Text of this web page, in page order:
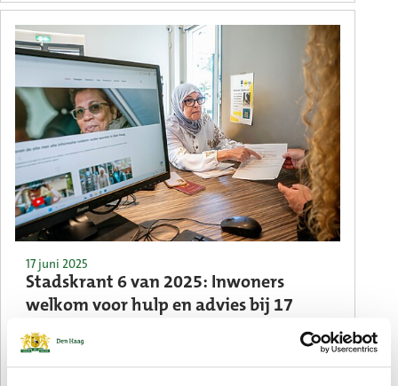
Stadskrant 6 van 2025: Inwoners
welkom voor hulp en advies bij 17
Servicepunten
17 juni 2025
En ook in deze Stadskrant: deze zomer zijn